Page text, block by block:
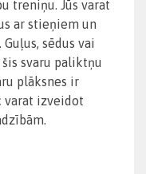
treniņu. Jūs varat
ar stieņiem un
sēdus vai
svaru paliktņu
plāksnes ir
varat izveidot